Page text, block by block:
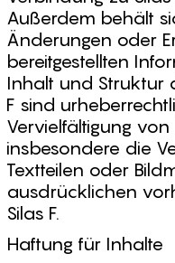
Außerdem behält
Änderungen oder
bereitgestellten
Inhalt und Struktur
F sind
Vervielfältigung
insbesondere die
Textteilen oder
ausdrücklichen
Silas F.
Haftung für Inhalte